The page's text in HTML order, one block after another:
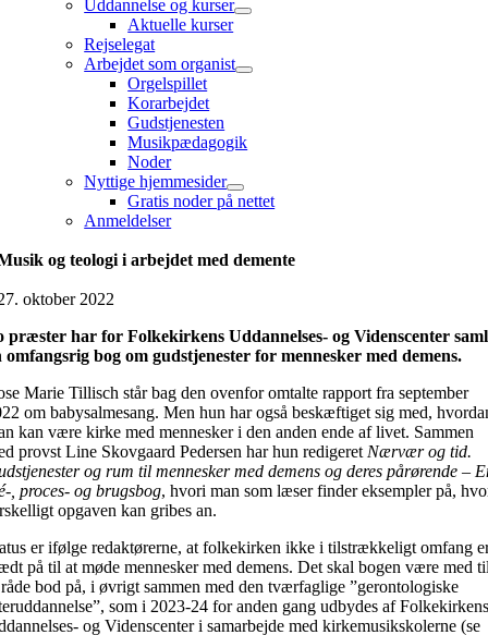
Uddannelse og kurser
Aktuelle kurser
Rejselegat
Arbejdet som organist
Orgelspillet
Korarbejdet
Gudstjenesten
Musikpædagogik
Noder
Nyttige hjemmesider
Gratis noder på nettet
Anmeldelser
og teologi i arbejdet med demente
oktober 2022
præster har for Folkekirkens Uddannelses- og Videnscenter
omfangsrig bog om gudstjenester for mennesker med demens.
Marie Tillisch står bag den ovenfor omtalte rapport fra september
om babysalmesang. Men hun har også beskæftiget sig med,
kan være kirke med mennesker i den anden ende af livet. Sammen
provst Line Skovgaard Pedersen har hun redigeret Nærvær og tid.
og rum til mennesker med demens og deres pårørende –
, proces- og brugsbog, hvori man som læser finder eksempler på,
opgaven kan gribes an.
er ifølge redaktørerne, at folkekirken ikke i tilstrækkeligt omfang
på til at møde mennesker med demens. Det skal bogen være med
bod på, i øvrigt sammen med den tværfaglige ”gerontologiske
som i 2023-24 for anden gang udbydes af Folkekirkens
og Videnscenter i samarbejde med kirkemusikskolerne (se